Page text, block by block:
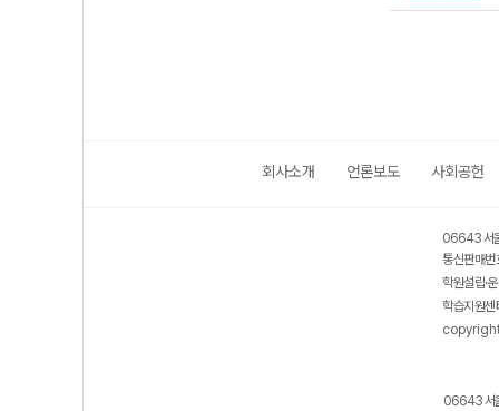
회사소개 언론보도 사회공헌
06643 서
통신판매
학원설립·
학습지원
06643 서